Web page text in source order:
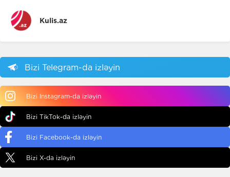
Kulis.az
Bizi Telegram-da izləyin
Bizi Instagram-da izləyin
Bizi TikTok-da izləyin
Bizi Facebook-da izləyin
Bizi X-da izləyin